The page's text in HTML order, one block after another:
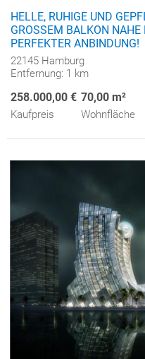
HELLE, RUHIGE UND
GROSSEM BALKON
PERFEKTER ANBINDUNG!
22145 Hamburg
Entfernung: 1 km
258.000,00 €
Kaufpreis
70,00 m²
Wohnfläche